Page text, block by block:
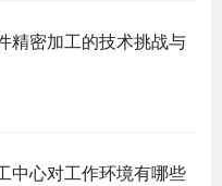
精密加工的技术挑战与
中心对工作环境有哪些